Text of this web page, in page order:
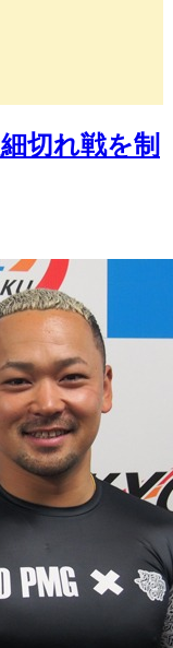
切れ戦を制